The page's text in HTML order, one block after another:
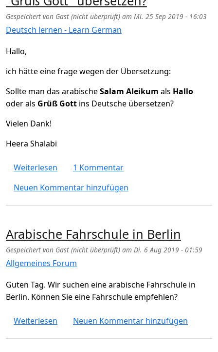
Gespeichert von Gast (nicht überprüft) am Mi. 25 Sep 2019 - 16:03
Deutsch lernen - Learn German
Hallo,
ich hätte eine frage wegen der Übersetzung:
Sollte man das arabischeSalam Aleikum als Hallo
oder als Grüß Gott ins Deutsche übersetzen?
Vielen Dank!
Heera Shalabi
Weiterlesen über "Salam Aleikum" als "Hallo" oder
1 Kommentar
Neuen Kommentar hinzufügen
Arabische Fahrschule in Berlin
Gespeichert von Gast (nicht überprüft) am Di. 6 Aug 2019 - 01:59
Allgemeines Forum
Guten Tag. Wir suchen eine arabische Fahrschule in
Berlin. Können Sie eine Fahrschule empfehlen?
Weiterlesen über Arabische Fahrschule in Berlin
Neuen Kommentar hinzufügen